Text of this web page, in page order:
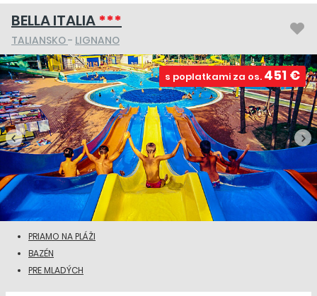
BELLA ITALIA***
TALIANSKO- LIGNANO
s poplatkami za os. 451 €
PRIAMO NA PLÁŽI
BAZÉN
PRE MLADÝCH